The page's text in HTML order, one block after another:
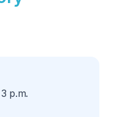
3 p.m.